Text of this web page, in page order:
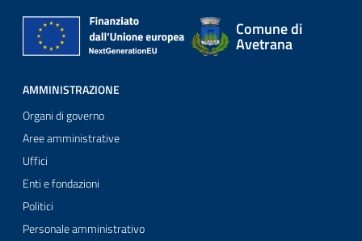
Comune di
Avetrana
AMMINISTRAZIONE
Organi di governo
Aree amministrative
Uffici
Enti e fondazioni
Politici
Personale amministrativo